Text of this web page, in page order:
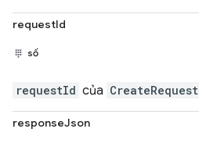
requestId
số
requestId của CreateRequest
responseJson